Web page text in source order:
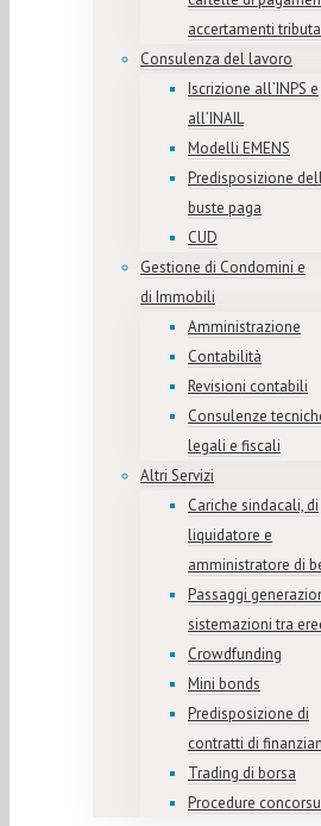
accertamenti
Consulenza del lavoro
Iscrizione all’INPS e
all’INAIL
Modelli EMENS
Predisposizione
buste paga
CUD
Gestione di Condomini e
di Immobili
Amministrazione
Contabilità
Revisioni contabili
Consulenze
legali e fiscali
Altri Servizi
Cariche sindacali, di
liquidatore e
amministratore di
Passaggi
sistemazioni tra
Crowdfunding
Mini bonds
Predisposizione di
contratti di
Trading di borsa
Procedure